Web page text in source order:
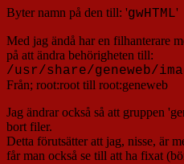
Byter namn på den till: 'gwHTML'
Med jag ändå har en filhanterare
på att ändra behörigheten till:
/usr/share/geneweb/
Från; root:root till root:geneweb
Jag ändrar också så att gruppen
bort filer.
Detta förutsätter att jag, nisse, är
får man också se till att ha fixat